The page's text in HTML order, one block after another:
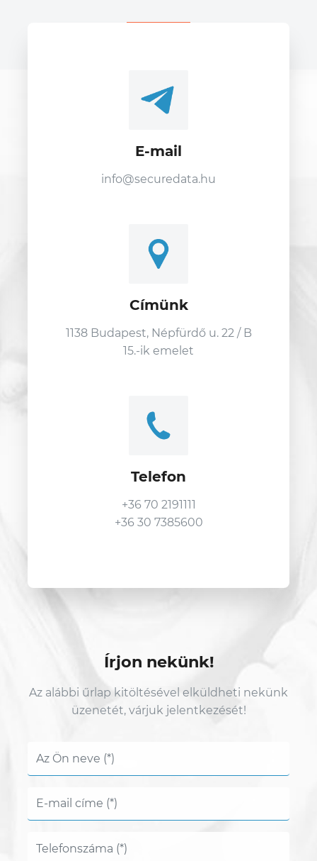
E-mail
info@securedata.hu
Címünk
1138 Budapest, Népfürdő u. 22 / B
15.-ik emelet
Telefon
+36 70 2191111
+36 30 7385600
Írjon nekünk!
Az alábbi űrlap kitöltésével elküldheti nekünk
üzenetét, várjuk jelentkezését!